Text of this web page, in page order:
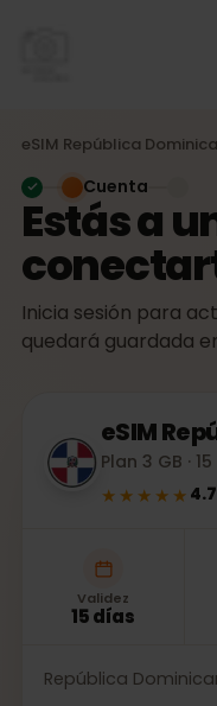
eSIM República
Estás a
Inicia sesión para
quedará guardada
Cuenta
eSIM
Plan 3 GB ·
★★★★★ 4.7
Validez
15 días
República